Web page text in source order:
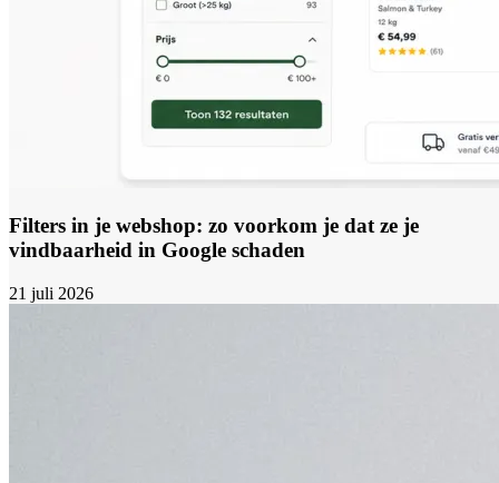
Filters in je webshop: zo voorkom je dat ze je
vindbaarheid in Google schaden
21 juli 2026